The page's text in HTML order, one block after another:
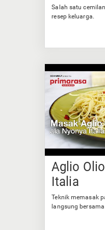
Salah satu
resep keluarga.
Aglio
Italia
Teknik memasak
langsung